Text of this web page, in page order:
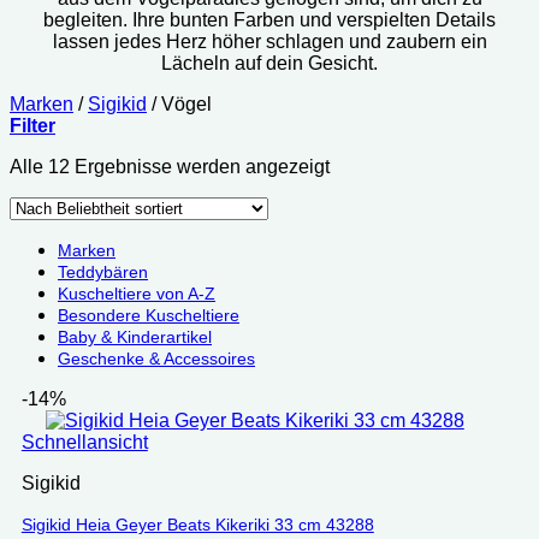
begleiten. Ihre bunten Farben und verspielten Details
lassen jedes Herz höher schlagen und zaubern ein
Lächeln auf dein Gesicht.
Marken / Sigikid /Vögel
Filter
Alle 12 Ergebnisse werden angezeigtNach
Marken
Teddybären
Kuscheltiere von A-Z
Besondere Kuscheltiere
Baby & Kinderartikel
Geschenke & Accessoires
-14%
Schnellansicht
Sigikid
Sigikid Heia Geyer Beats Kikeriki 33 cm 43288